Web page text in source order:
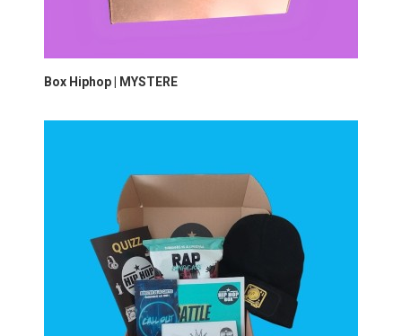
Box Hiphop | MYSTERE